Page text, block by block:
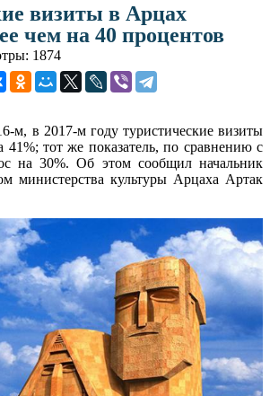
визиты в Арцах
чем на 40 процентов
1874
м, в 2017-м году туристические визиты
тот же показатель, по сравнению с
на 30%. Об этом сообщил начальник
министерства культуры Арцаха Артак